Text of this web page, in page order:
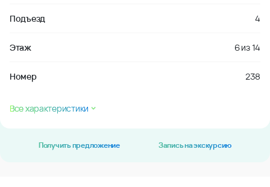
Подъезд 4
Этаж 6из14
Номер 238
Все характеристики
Получить предложение Запись на экскурсию